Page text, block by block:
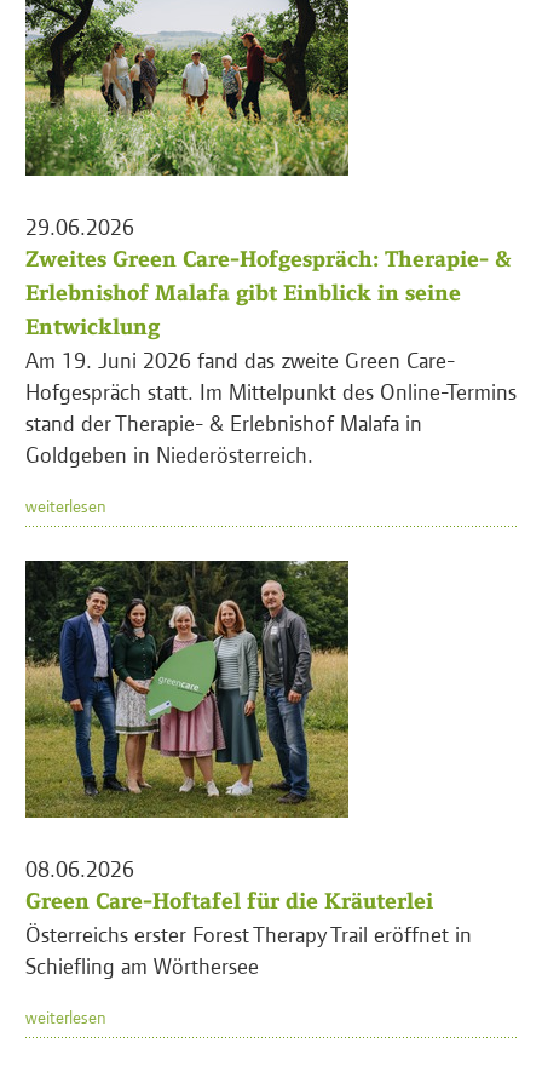
29.06.2026
Zweites Green Care-Hofgespräch: Therapie- &
Erlebnishof Malafa gibt Einblick in seine
Entwicklung
Am 19. Juni 2026 fand das zweite Green Care-
Hofgespräch statt. Im Mittelpunkt des Online-Termins
stand der Therapie- & Erlebnishof Malafa in
Goldgeben in Niederösterreich.
weiterlesen
08.06.2026
Green Care-Hoftafel für die Kräuterlei
Österreichs erster Forest Therapy Trail eröffnet in
Schiefling am Wörthersee
weiterlesen